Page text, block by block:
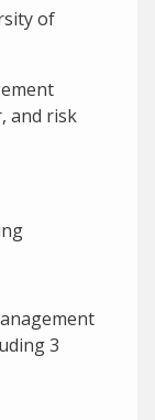
of
and risk
3